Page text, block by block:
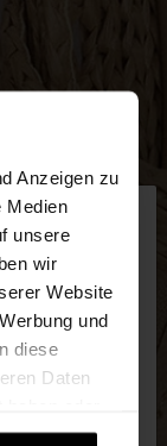
Anzeigen zu
Medien
unsere
wir
Website
und
diese
Daten
zu.